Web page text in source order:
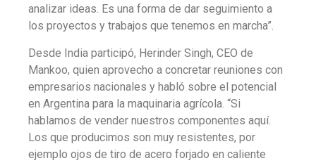
analizar ideas. Es una forma de dar seguimiento a
los proyectos y trabajos que tenemos en marcha”.
Desde India participó, Herinder Singh, CEO de
Mankoo, quien aprovecho a concretar reuniones con
empresarios nacionales y habló sobre el potencial
en Argentina para la maquinaria agrícola. “Si
hablamos de vender nuestros componentes aquí.
Los que producimos son muy resistentes, por
ejemplo ojos de tiro de acero forjado en caliente